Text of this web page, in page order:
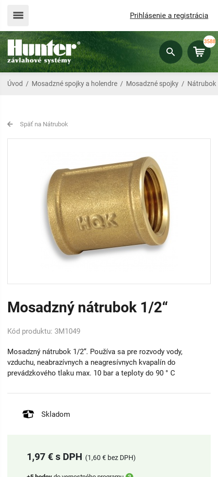
Prihlásenie a registrácia
3588
Úvod / Mosadzné spojky a holendre / Mosadzné spojky / Nátrubok
Späť na Nátrubok
Mosadzný nátrubok 1/2“
Kód produktu: 3M1049
Mosadzný nátrubok 1/2“. Používa sa pre rozvody vody,
vzduchu, neabrazívnych a neagresívnych kvapalín do
prevádzkového tlaku max. 10 bar a teploty do 90 ° C
Skladom
1,97 € s DPH (1,60 € bez DPH)